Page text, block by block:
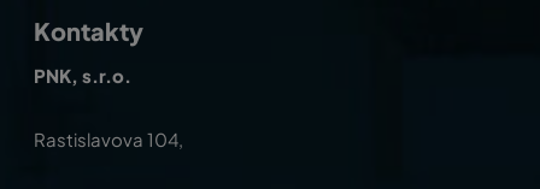
Kontakty
PNK, s.r.o.
Rastislavova 104,